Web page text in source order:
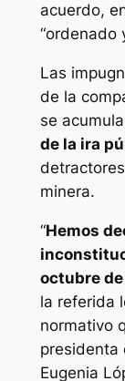
acuerdo,
“ordenado
Las
de la
se
de la ira
minera.
“Hemos
octubre
la referida
normativo
presidenta
Eugenia